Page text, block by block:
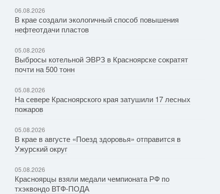
06.08.2026
В крае создали экологичный способ повышения
нефтеотдачи пластов
05.08.2026
Выбросы котельной ЭВРЗ в Красноярске сократят
почти на 500 тонн
05.08.2026
На севере Красноярского края затушили 17 лесных
пожаров
05.08.2026
В крае в августе «Поезд здоровья» отправится в
Ужурский округ
05.08.2026
Красноярцы взяли медали чемпионата РФ по
тхэквондо ВТФ-ПОДА